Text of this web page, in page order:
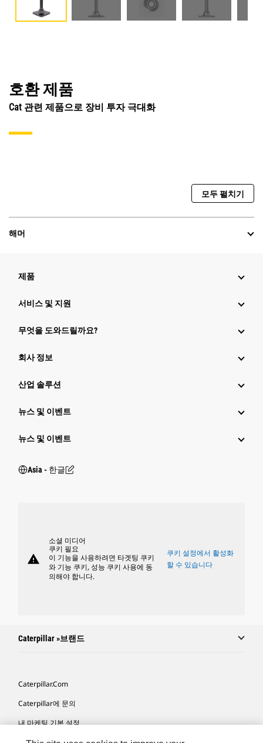
호환 제품
Cat 관련 제품으로 장비 투자 극대화
모두 펼치기
해머
제품
서비스 및 지원
무엇을 도와드릴까요?
회사 정보
산업 솔루션
뉴스 및 이벤트
뉴스 및 이벤트
Asia - 한글
warning
소셜 미디어
쿠키 필요
이 기능을 사용하려면 타겟팅 쿠키
와 기능 쿠키, 성능 쿠키 사용에 동
의해야 합니다.
쿠키 설정에서 활성화
할 수 있습니다
Caterpillar »브랜드
Caterpillar.com
Caterpillar에 문의
내 마케팅 기본 설정